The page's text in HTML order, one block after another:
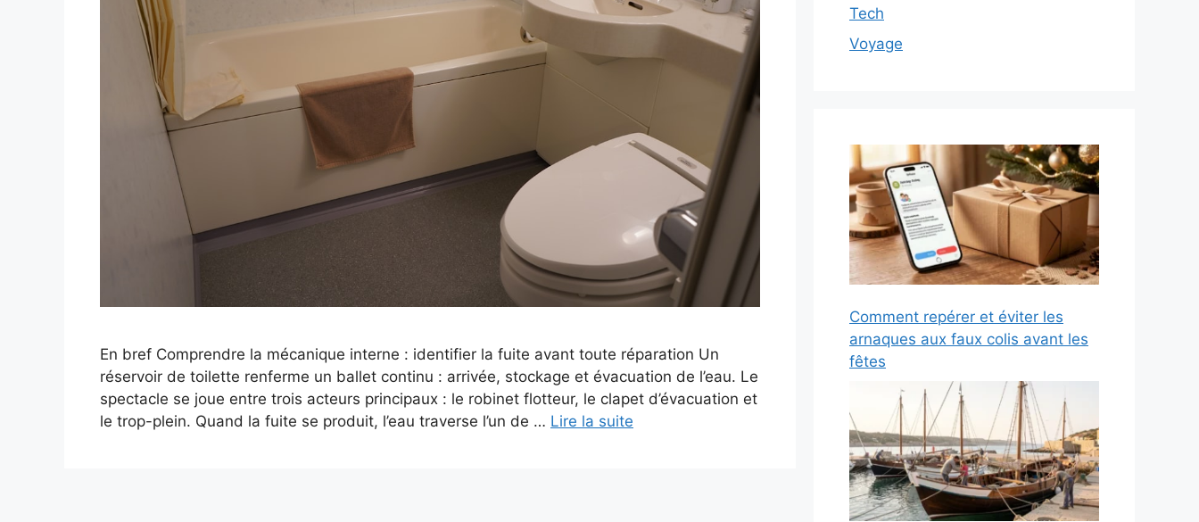
En bref Comprendre la mécanique interne : identifier la fuite avant toute réparation Un
réservoir de toilette renferme un ballet continu : arrivée, stockage et évacuation de l’eau. Le
spectacle se joue entre trois acteurs principaux : le robinet flotteur, le clapet d’évacuation et
le trop-plein. Quand la fuite se produit, l’eau traverse l’un de … Lire la suite
Tech
Voyage
Comment repérer et éviter les
arnaques aux faux colis avant les
fêtes